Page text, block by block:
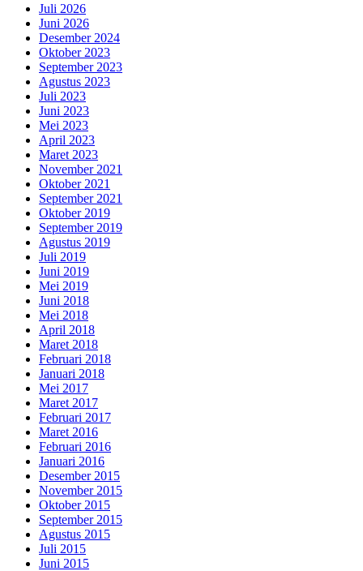
Juli 2026
Juni 2026
Desember 2024
Oktober 2023
September 2023
Agustus 2023
Juli 2023
Juni 2023
Mei 2023
April 2023
Maret 2023
November 2021
Oktober 2021
September 2021
Oktober 2019
September 2019
Agustus 2019
Juli 2019
Juni 2019
Mei 2019
Juni 2018
Mei 2018
April 2018
Maret 2018
Februari 2018
Januari 2018
Mei 2017
Maret 2017
Februari 2017
Maret 2016
Februari 2016
Januari 2016
Desember 2015
November 2015
Oktober 2015
September 2015
Agustus 2015
Juli 2015
Juni 2015